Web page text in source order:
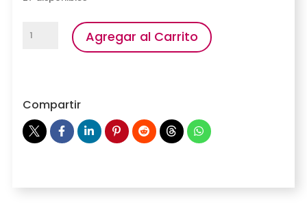
Tags
Agregar al Carrito
Compartir